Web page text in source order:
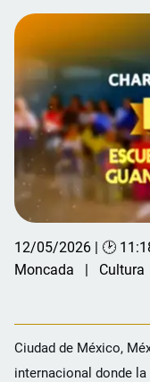
12/05/2026 | 🕑
Moncada
Cultura
Ciudad de México,
internacional donde